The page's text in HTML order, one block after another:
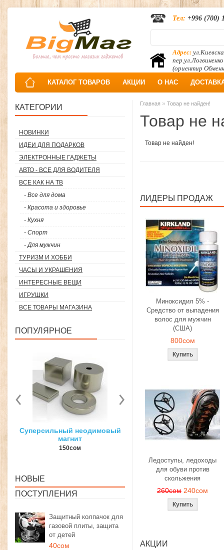
Адрес:
пер.ул.Логвиненко
(ориентир
Тел: +996 (700)
КАТАЛОГ ТОВАРОВ АКЦИИ О НАС
КАТЕГОРИИ
НОВИНКИ
ИДЕИ ДЛЯ ПОДАРКОВ
ЭЛЕКТРОННЫЕ ГАДЖЕТЫ
АВТО - ВСЕ ДЛЯ ВОДИТЕЛЯ
ВСЕ КАК НА ТВ
- Все для дома
- Красота и здоровье
- Кухня
- Спорт
- Для мужчин
ТУРИЗМ И ХОББИ
ЧАСЫ И УКРАШЕНИЯ
ИНТЕРЕСНЫЕ ВЕЩИ
ИГРУШКИ
ВСЕ ТОВАРЫ МАГАЗИНА
ПОПУЛЯРНОЕ
3D ручка для объемного
рисования
1350сом 1190сом
Загуститель волос
27гр
НОВЫЕ
ПОСТУПЛЕНИЯ
Защитный колпачок для
газовой плиты, защита
от детей
40сом
Главная » Товар не найден!
Товар не
Товар не найден!
ЛИДЕРЫ ПРОДАЖ
Миноксидил 5% -
Средство от выпадения
волос для мужчин
(США)
800сом
Ледоступы, ледоходы
для обуви против
скольжения
260сом 240сом
АКЦИИ